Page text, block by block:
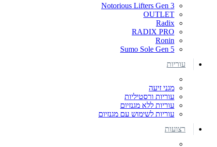
Notorious Lifters Gen 3
OUTLET
Radix
RADIX PRO
Ronin
Sumo Sole Gen 5
עוריות
מגני זיעה
עוריות ורסטיליות
עוריות ללא מגנזיום
עוריות לשימוש עם מגנזיום
רצועות